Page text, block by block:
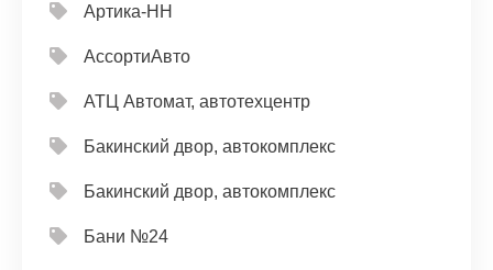
Артика-НН
АссортиАвто
АТЦ Автомат, автотехцентр
Бакинский двор, автокомплекс
Бакинский двор, автокомплекс
Бани №24